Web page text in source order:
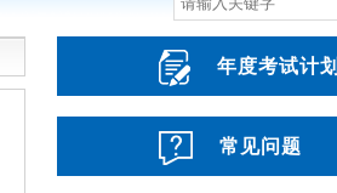
年度考试计划
常见问题